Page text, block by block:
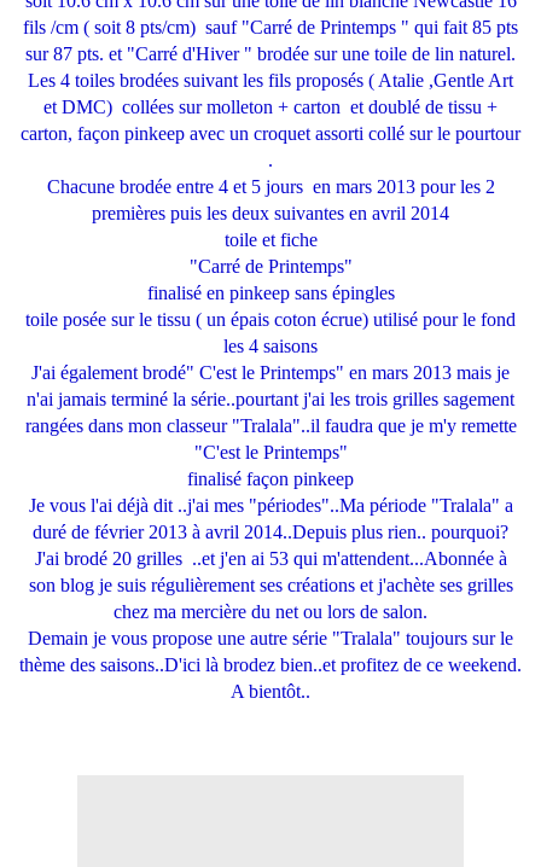
fils /cm ( soit 8 pts/cm) sauf "Carré de Printemps " qui fait 85 pts
sur 87 pts. et "Carré d'Hiver " brodée sur une toile de lin naturel.
Les 4 toiles brodées suivant les fils proposés ( Atalie ,Gentle Art
et DMC) collées sur molleton + carton et doublé de tissu +
carton, façon pinkeep avec un croquet assorti collé sur le pourtour
.
Chacune brodée entre 4 et 5 jours en mars 2013 pour les 2
premières puis les deux suivantes en avril 2014
toile et fiche
"Carré de Printemps"
finalisé en pinkeep sans épingles
toile posée sur le tissu ( un épais coton écrue) utilisé pour le fond
les 4 saisons
J'ai également brodé" C'est le Printemps" en mars 2013 mais je
n'ai jamais terminé la série..pourtant j'ai les trois grilles sagement
rangées dans mon classeur "Tralala"..il faudra que je m'y remette
"C'est le Printemps"
finalisé façon pinkeep
Je vous l'ai déjà dit ..j'ai mes "périodes"..Ma période "Tralala" a
duré de février 2013 à avril 2014..Depuis plus rien.. pourquoi?
J'ai brodé 20 grilles ..et j'en ai 53 qui m'attendent...Abonnée à
son blog je suis régulièrement ses créations et j'achète ses grilles
chez ma mercière du net ou lors de salon.
Demain je vous propose une autre série "Tralala" toujours sur le
thème des saisons..D'ici là brodez bien..et profitez de ce weekend.
A bientôt..